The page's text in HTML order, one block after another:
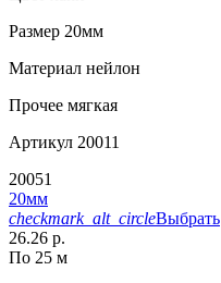
Размер 20мм
Материал нейлон
Прочее мягкая
Артикул 20011
20051
20мм
checkmark_alt_circleВыбрать
26.26 р.
По 25 м